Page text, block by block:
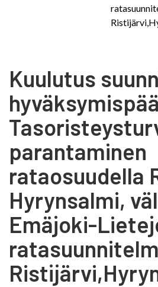
Kuulutus
parantaminen
rataosuudella
Hyrynsalmi,
Emäjoki-